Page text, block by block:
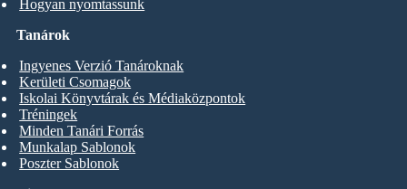
Hogyan nyomtassunk
Tanárok
Ingyenes Verzió Tanároknak
Kerületi Csomagok
Iskolai Könyvtárak és Médiaközpontok
Tréningek
Minden Tanári Forrás
Munkalap Sablonok
Poszter Sablonok